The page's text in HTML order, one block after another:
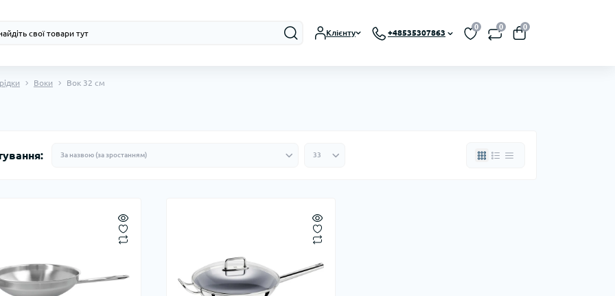
Клієнту +48535307863
0 0 0
Воки Вок 32 см